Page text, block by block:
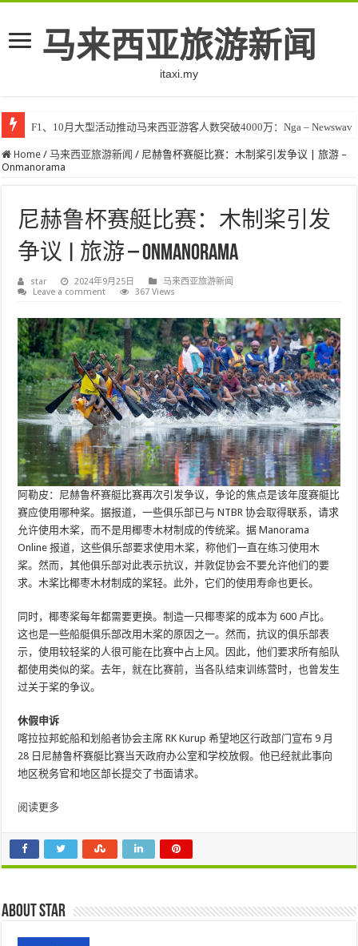
马来西亚旅游新闻
itaxi.my
F1、10月大型活动推动马来西亚游客人数突破4000万：Nga – Newswav
Home / 马来西亚旅游新闻 / 尼赫鲁杯赛艇比赛：木制桨引发争议 | 旅游 –
Onmanorama
尼赫鲁杯赛艇比赛：木制桨引发
争议 | 旅游 – Onmanorama
star 2024年9月25日
马来西亚旅游新闻
Leave a comment
367 Views
阿勒皮：尼赫鲁杯赛艇比赛再次引发争议，争论的焦点是该年度赛艇比
赛应使用哪种桨。据报道，一些俱乐部已与 NTBR 协会取得联系，请求
允许使用木桨，而不是用椰枣木材制成的传统桨。据 Manorama
Online 报道，这些俱乐部要求使用木桨，称他们一直在练习使用木
桨。然而，其他俱乐部对此表示抗议，并敦促协会不要允许他们的要
求。木桨比椰枣木材制成的桨轻。此外，它们的使用寿命也更长。
同时，椰枣桨每年都需要更换。制造一只椰枣桨的成本为 600 卢比。
这也是一些船艇俱乐部改用木桨的原因之一。然而，抗议的俱乐部表
示，使用较轻桨的人很可能在比赛中占上风。因此，他们要求所有船队
都使用类似的桨。去年，就在比赛前，当各队结束训练营时，也曾发生
过关于桨的争议。
休假申诉
喀拉拉邦蛇船和划船者协会主席 RK Kurup 希望地区行政部门宣布 9 月
28 日尼赫鲁杯赛艇比赛当天政府办公室和学校放假。他已经就此事向
地区税务官和地区部长提交了书面请求。
阅读更多
About star